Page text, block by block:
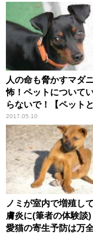
人の命も脅かすマダ
怖！ペットについて
らないで！【ペット
vol.26】
2017.05.10
ノミが室内で増殖し
膚炎に(筆者の体験談
愛猫の寄生予防は万